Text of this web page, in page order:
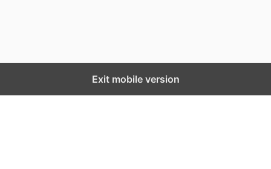
Exit mobile version